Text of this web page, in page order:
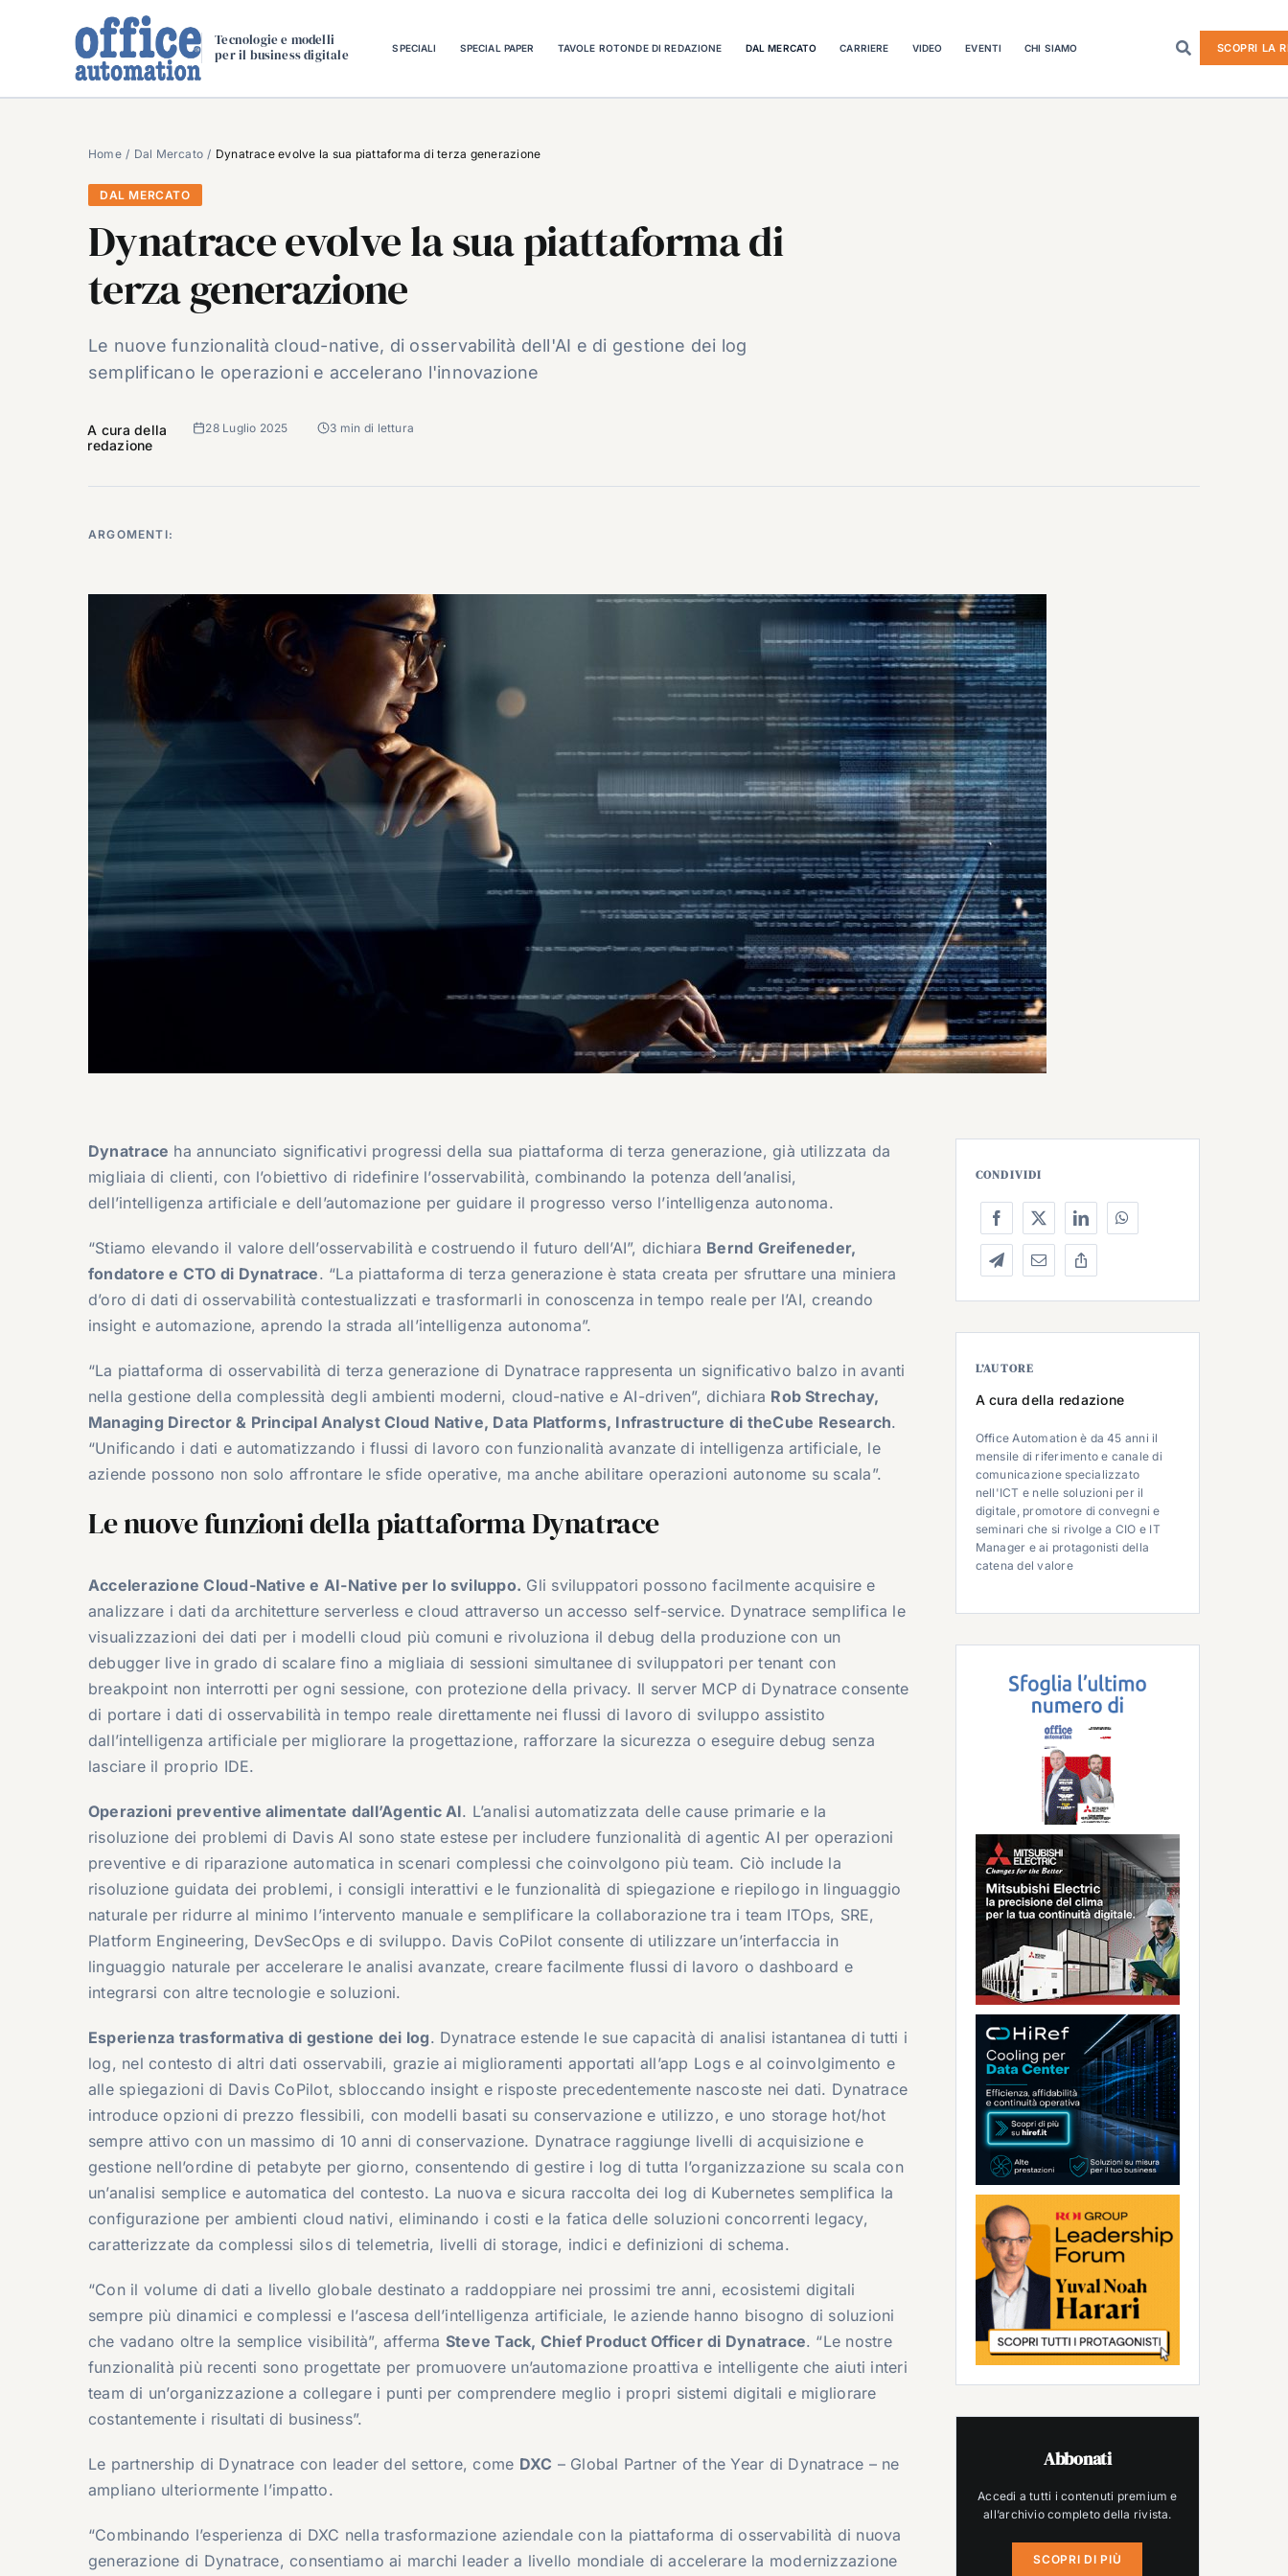
Tecnologie e modelli
per il business digitale
SPECIALI SPECIAL PAPER TAVOLE ROTONDE DI REDAZIONE DAL MERCATO CARRIERE VIDEO EVENTI CHI SIAMO SCOPRI LA
Home Dal Mercato Dynatrace evolve la sua piattaforma di terza generazione
DAL MERCATO
Dynatrace evolve la sua piattaforma di
terza generazione
Le nuove funzionalità cloud-native, di osservabilità dell'AI e di gestione dei log
semplificano le operazioni e accelerano l'innovazione
A cura della
redazione
28 Luglio 2025 3 min di lettura
ARGOMENTI:
Dynatrace ha annunciato significativi progressi della sua piattaforma di terza generazione, già utilizzata da
migliaia di clienti, con l’obiettivo di ridefinire l’osservabilità, combinando la potenza dell’analisi,
dell’intelligenza artificiale e dell’automazione per guidare il progresso verso l’intelligenza autonoma.
“Stiamo elevando il valore dell’osservabilità e costruendo il futuro dell’AI”, dichiara Bernd Greifeneder,
fondatore e CTO di Dynatrace. “La piattaforma di terza generazione è stata creata per sfruttare una miniera
d’oro di dati di osservabilità contestualizzati e trasformarli in conoscenza in tempo reale per l’AI, creando
insight e automazione, aprendo la strada all’intelligenza autonoma”.
“La piattaforma di osservabilità di terza generazione di Dynatrace rappresenta un significativo balzo in avanti
nella gestione della complessità degli ambienti moderni, cloud-native e AI-driven”, dichiara Rob Strechay,
Managing Director & Principal Analyst Cloud Native, Data Platforms, Infrastructure di theCube Research.
“Unificando i dati e automatizzando i flussi di lavoro con funzionalità avanzate di intelligenza artificiale, le
aziende possono non solo affrontare le sfide operative, ma anche abilitare operazioni autonome su scala”.
Le nuove funzioni della piattaforma Dynatrace
Accelerazione Cloud-Native e AI-Native per lo sviluppo. Gli sviluppatori possono facilmente acquisire e
analizzare i dati da architetture serverless e cloud attraverso un accesso self-service. Dynatrace semplifica le
visualizzazioni dei dati per i modelli cloud più comuni e rivoluziona il debug della produzione con un
debugger live in grado di scalare fino a migliaia di sessioni simultanee di sviluppatori per tenant con
breakpoint non interrotti per ogni sessione, con protezione della privacy. Il server MCP di Dynatrace consente
di portare i dati di osservabilità in tempo reale direttamente nei flussi di lavoro di sviluppo assistito
dall’intelligenza artificiale per migliorare la progettazione, rafforzare la sicurezza o eseguire debug senza
lasciare il proprio IDE.
Operazioni preventive alimentate dall’Agentic AI. L’analisi automatizzata delle cause primarie e la
risoluzione dei problemi di Davis AI sono state estese per includere funzionalità di agentic AI per operazioni
preventive e di riparazione automatica in scenari complessi che coinvolgono più team. Ciò include la
risoluzione guidata dei problemi, i consigli interattivi e le funzionalità di spiegazione e riepilogo in linguaggio
naturale per ridurre al minimo l’intervento manuale e semplificare la collaborazione tra i team ITOps, SRE,
Platform Engineering, DevSecOps e di sviluppo. Davis CoPilot consente di utilizzare un’interfaccia in
linguaggio naturale per accelerare le analisi avanzate, creare facilmente flussi di lavoro o dashboard e
integrarsi con altre tecnologie e soluzioni.
Esperienza trasformativa di gestione dei log. Dynatrace estende le sue capacità di analisi istantanea di tutti i
log, nel contesto di altri dati osservabili, grazie ai miglioramenti apportati all’app Logs e al coinvolgimento e
alle spiegazioni di Davis CoPilot, sbloccando insight e risposte precedentemente nascoste nei dati. Dynatrace
introduce opzioni di prezzo flessibili, con modelli basati su conservazione e utilizzo, e uno storage hot/hot
sempre attivo con un massimo di 10 anni di conservazione. Dynatrace raggiunge livelli di acquisizione e
gestione nell’ordine di petabyte per giorno, consentendo di gestire i log di tutta l’organizzazione su scala con
un’analisi semplice e automatica del contesto. La nuova e sicura raccolta dei log di Kubernetes semplifica la
configurazione per ambienti cloud nativi, eliminando i costi e la fatica delle soluzioni concorrenti legacy,
caratterizzate da complessi silos di telemetria, livelli di storage, indici e definizioni di schema.
“Con il volume di dati a livello globale destinato a raddoppiare nei prossimi tre anni, ecosistemi digitali
sempre più dinamici e complessi e l’ascesa dell’intelligenza artificiale, le aziende hanno bisogno di soluzioni
che vadano oltre la semplice visibilità”, afferma Steve Tack, Chief Product Officer di Dynatrace. “Le nostre
funzionalità più recenti sono progettate per promuovere un’automazione proattiva e intelligente che aiuti interi
team di un’organizzazione a collegare i punti per comprendere meglio i propri sistemi digitali e migliorare
costantemente i risultati di business”.
Le partnership di Dynatrace con leader del settore, come DXC – Global Partner of the Year di Dynatrace – ne
ampliano ulteriormente l’impatto.
“Combinando l’esperienza di DXC nella trasformazione aziendale con la piattaforma di osservabilità di nuova
generazione di Dynatrace, consentiamo ai marchi leader a livello mondiale di accelerare la modernizzazione
CONDIVIDI
L’AUTORE
A cura della redazione
Office Automation è da 45 anni il
mensile di riferimento e canale di
comunicazione specializzato
nell'ICT e nelle soluzioni per il
digitale, promotore di convegni e
seminari che si rivolge a CIO e IT
Manager e ai protagonisti della
catena del valore
Abbonati
Accedi a tutti i contenuti premium e
all’archivio completo della rivista.
SCOPRI DI PIÙ